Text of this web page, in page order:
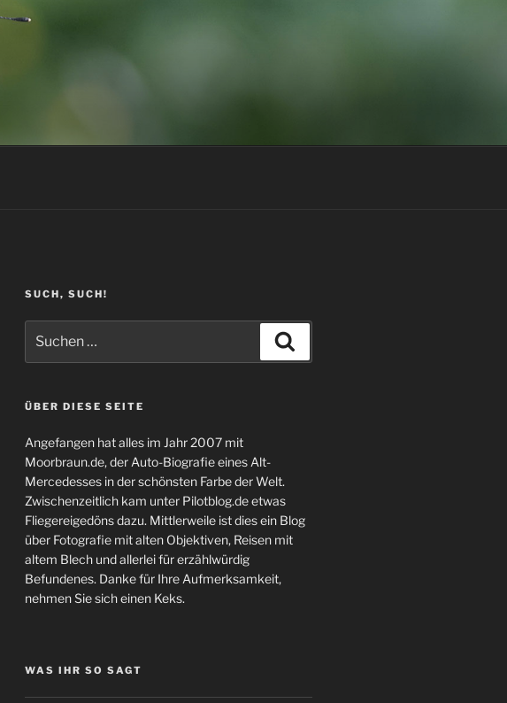
SUCH, SUCH!
nach:
ÜBER DIESE SEITE
Angefangen hat alles im Jahr 2007 mit
Moorbraun.de, der Auto-Biografie eines Alt-
Mercedesses in der schönsten Farbe der Welt.
Zwischenzeitlich kam unter Pilotblog.de etwas
Fliegereigedöns dazu. Mittlerweile ist dies ein Blog
über Fotografie mit alten Objektiven, Reisen mit
altem Blech und allerlei für erzählwürdig
Befundenes. Danke für Ihre Aufmerksamkeit,
nehmen Sie sich einen Keks.
WAS IHR SO SAGT